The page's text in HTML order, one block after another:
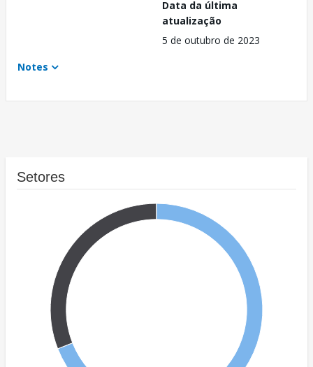
Data da última
atualização
5 de outubro de 2023
Notes
Setores